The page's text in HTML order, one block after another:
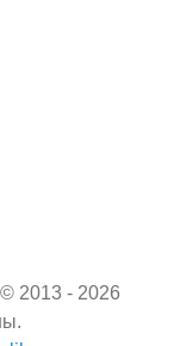
2013 - 2026